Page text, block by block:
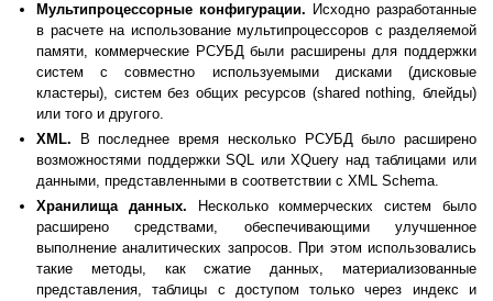
Мультипроцессорные конфигурации. Исходно разработанные
в расчете на использование мультипроцессоров с разделяемой
памяти, коммерческие РСУБД были расширены для поддержки
систем с совместно используемыми дисками (дисковые
кластеры), систем без общих ресурсов (shared nothing, блейды)
или того и другого.
XML. В последнее время несколько РСУБД было расширено
возможностями поддержки SQL или XQuery над таблицами или
данными, представленными в соответствии с XML Schema.
Хранилища данных. Несколько коммерческих систем было
расширено средствами, обеспечивающими улучшенное
выполнение аналитических запросов. При этом использовались
такие методы, как сжатие данных, материализованные
представления, таблицы с доступом только через индекс и